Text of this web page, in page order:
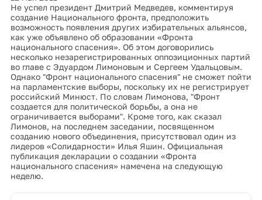
Не успел президент Дмитрий Медведев, комментируя
создание Национального фронта, предположить
возможность появления других избирательных альянсов,
как уже объявлено об образовании «Фронта
национального спасения». Об этом договорились
несколько незарегистрированных оппозиционных партий
во главе с Эдуардом Лимоновым и Сергеем Удальцовым.
Однако "Фронт национального спасения" не сможет пойти
на парламентские выборы, поскольку их не регистрирует
российский Минюст. По словам Лимонова, "Фронт
создается для политической борьбы, а она не
ограничивается выборами". Кроме того, как сказал
Лимонов, на последнем заседании, посвященном
созданию нового объединения, присутствовал один из
лидеров «Солидарности» Илья Яшин. Официальная
публикация декларации о создании «Фронта
национального спасения» намечена на следующую
неделю.